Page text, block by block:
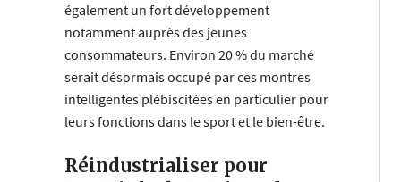
également un fort développement
notamment auprès des jeunes
consommateurs. Environ 20 % du marché
serait désormais occupé par ces montres
intelligentes plébiscitées en particulier pour
leurs fonctions dans le sport et le bien-être.
Réindustrialiser pour